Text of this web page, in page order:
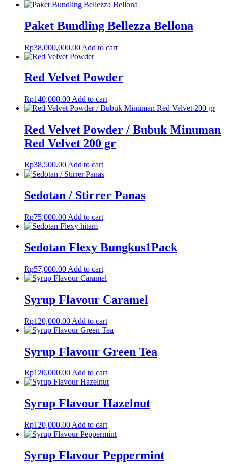
Paket Bundling Bellezza Bellona
Rp38,000,000.00 Add to cart
Red Velvet Powder
Rp140,000.00 Add to cart
Red Velvet Powder / Bubuk Minuman
Red Velvet 200 gr
Rp38,500.00 Add to cart
Sedotan / Stirrer Panas
Rp75,000.00 Add to cart
Sedotan Flexy Bungkus1Pack
Rp57,000.00 Add to cart
Syrup Flavour Caramel
Rp120,000.00 Add to cart
Syrup Flavour Green Tea
Rp120,000.00Add to cart
Syrup Flavour Hazelnut
Rp120,000.00 Add to cart
Syrup Flavour Peppermint